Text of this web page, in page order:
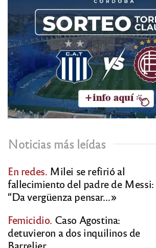
Noticias más leídas
En redes. Milei se refirió al
fallecimiento del padre de Messi:
“Da vergüenza pensar…»
Femicidio. Caso Agostina:
detuvieron a dos inquilinos de
Barrelier